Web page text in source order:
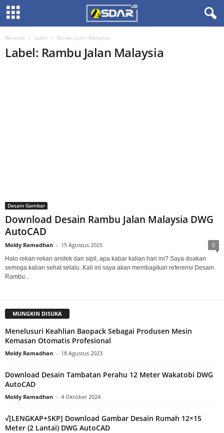
Beranda Label Rambu Jalan Malaysia
Label: Rambu Jalan Malaysia
Desain Gambar
Download Desain Rambu Jalan Malaysia DWG
AutoCAD
Moldy Ramadhan - 15 Agustus 2025 0
Halo rekan-rekan arsitek dan sipil, apa kabar kalian hari ini? Saya doakan
semoga kalian sehat selalu. Kali ini saya akan membagikan referensi Desain
Rambu...
MUNGKIN DISUKA
Menelusuri Keahlian Baopack Sebagai Produsen Mesin
Kemasan Otomatis Profesional
Moldy Ramadhan - 18 Agustus 2023
Download Desain Tambatan Perahu 12 Meter Wakatobi DWG
AutoCAD
Moldy Ramadhan - 4 Oktober 2024
√[LENGKAP+SKP] Download Gambar Desain Rumah 12×15
Meter (2 Lantai) DWG AutoCAD